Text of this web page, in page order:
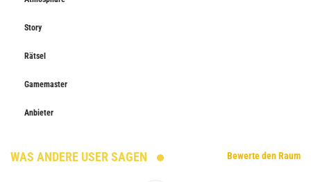
Story
Rätsel
Gamemaster
Anbieter
WAS ANDERE USER SAGEN Bewerte den Raum